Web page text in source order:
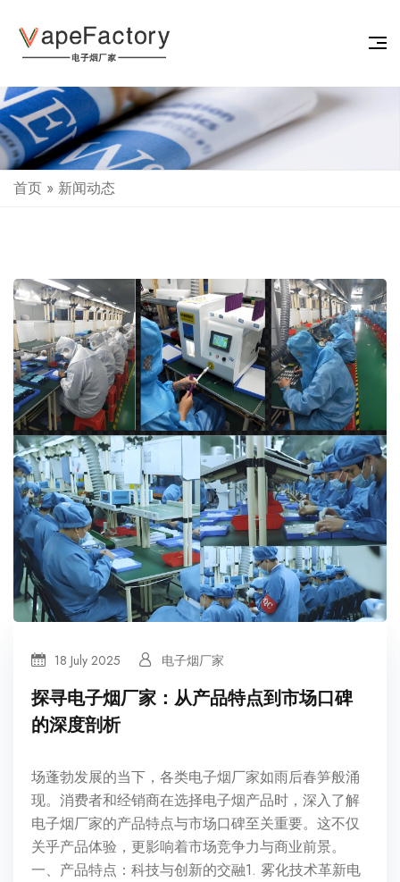
首页 » 新闻动态
18 July 2025 电子烟厂家
探寻电子烟厂家：从产品特点到市场口碑
的深度剖析
场蓬勃发展的当下，各类电子烟厂家如雨后春笋般涌
现。消费者和经销商在选择电子烟产品时，深入了解
电子烟厂家的产品特点与市场口碑至关重要。这不仅
关乎产品体验，更影响着市场竞争力与商业前景。
一、产品特点：科技与创新的交融1. 雾化技术革新电